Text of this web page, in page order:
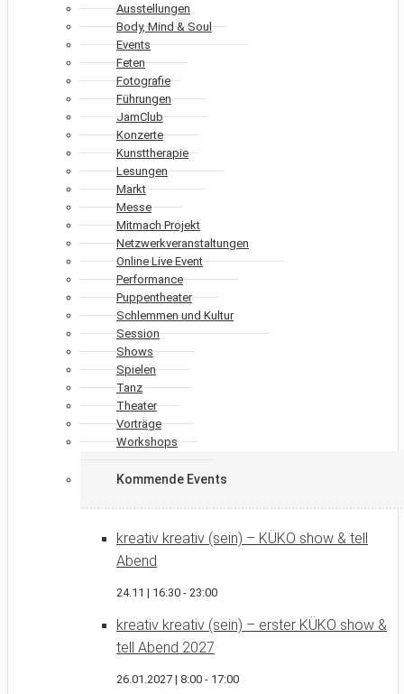
Ausstellungen
Body, Mind & Soul
Events
Feten
Fotografie
Führungen
JamClub
Konzerte
Kunsttherapie
Lesungen
Markt
Messe
Mitmach Projekt
Netzwerkveranstaltungen
Online Live Event
Performance
Puppentheater
Schlemmen und Kultur
Session
Shows
Spielen
Tanz
Theater
Vorträge
Workshops
Kommende Events
kreativ kreativ (sein) – KÜKO show & tell
Abend
24.11 | 16:30 - 23:00
kreativ kreativ (sein) – erster KÜKO show &
tell Abend 2027
26.01.2027 | 8:00 - 17:00